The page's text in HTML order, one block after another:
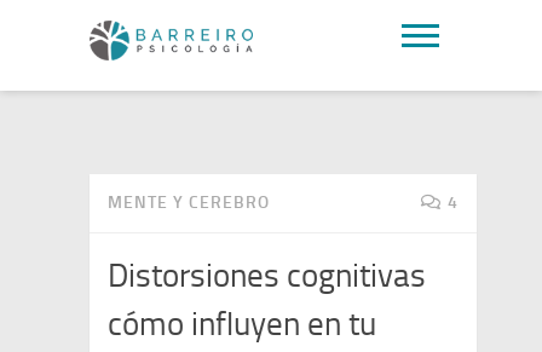
MENTE Y CEREBRO 4
Distorsiones cognitivas
cómo influyen en tu